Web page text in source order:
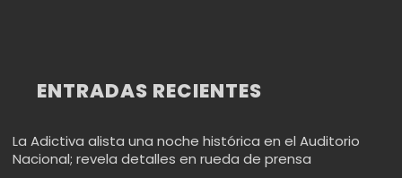
ENTRADAS RECIENTES
La Adictiva alista una noche histórica en el Auditorio
Nacional; revela detalles en rueda de prensa